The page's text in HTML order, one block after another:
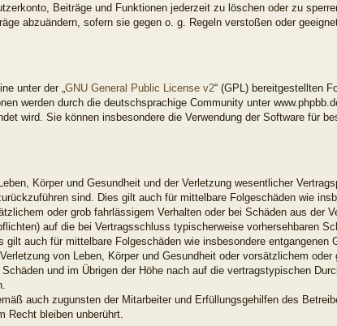
Beiträge und Funktionen jederzeit zu löschen oder zu
abzuändern, sofern sie gegen o. g. Regeln verstoßen oder
unter der „ GNU General Public License v2“ (GPL) bereitgestellten
werden durch die deutschsprachige Community unter
wird. Sie können insbesondere die Verwendung der Software für
Körper und Gesundheit und der Verletzung wesentlicher
sind. Dies gilt auch für mittelbare Folgeschäden wie
oder grob fahrlässigem Verhalten oder bei Schäden aus der
auf die bei Vertragsschluss typischerweise vorhersehbaren
auch für mittelbare Folgeschäden wie insbesondere entgangenen
von Leben, Körper und Gesundheit oder vorsätzlichem
und im Übrigen der Höhe nach auf die vertragstypischen
auch zugunsten der Mitarbeiter und Erfüllungsgehilfen des
Recht bleiben unberührt.